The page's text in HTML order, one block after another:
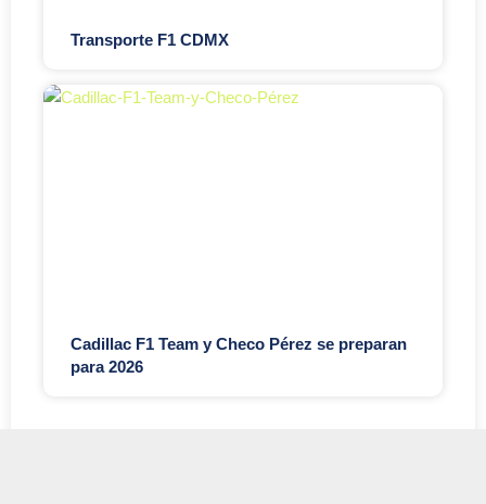
Transporte F1 CDMX
Cadillac F1 Team y Checo Pérez se preparan
para 2026